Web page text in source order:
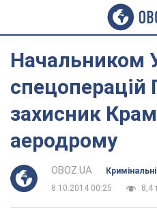
Начальником
спецоперацій
захисник
аеродрому
OBOZ.UA
8.10.2014 00:25
8,4